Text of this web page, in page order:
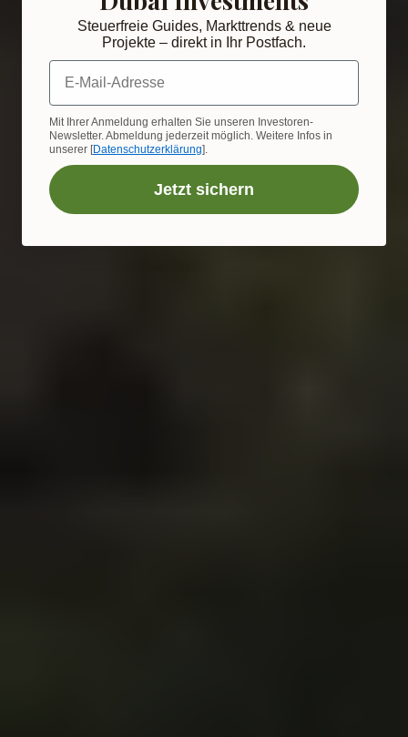
Steuerfreie Guides, Markttrends & neue
Projekte – direkt in Ihr Postfach.
E-Mail-Adresse
Mit Ihrer Anmeldung erhalten Sie unseren Investoren-
Newsletter. Abmeldung jederzeit möglich. Weitere Infos in
unserer [Datenschutzerklärung].
Jetzt sichern